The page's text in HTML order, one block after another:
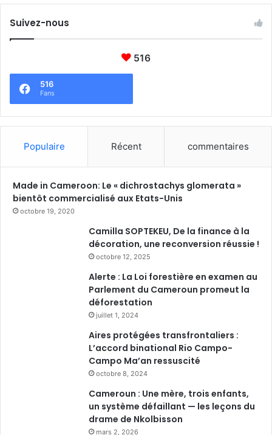
Suivez-nous
516
516
Fans
Populaire Récent commentaires
Made in Cameroon: Le « dichrostachys glomerata »
bientôt commercialisé aux Etats-Unis
octobre 19, 2020
Camilla SOPTEKEU, De la finance à la
décoration, une reconversion réussie !
octobre 12, 2025
Alerte : La Loi forestière en examen au
Parlement du Cameroun promeut la
déforestation
juillet 1, 2024
Aires protégées transfrontaliers :
L’accord binational Rio Campo-
Campo Ma’an ressuscité
octobre 8, 2024
Cameroun : Une mère, trois enfants,
un système défaillant — les leçons du
drame de Nkolbisson
mars 2, 2026